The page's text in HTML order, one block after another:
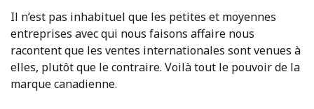
Il n’est pas inhabituel que les petites et moyennes
entreprises avec qui nous faisons affaire nous
racontent que les ventes internationales sont venues à
elles, plutôt que le contraire. Voilà tout le pouvoir de la
marque canadienne.